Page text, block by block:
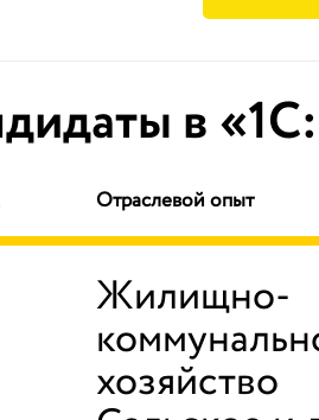
в
Отраслевой опыт
Жилищно-
хозяйство